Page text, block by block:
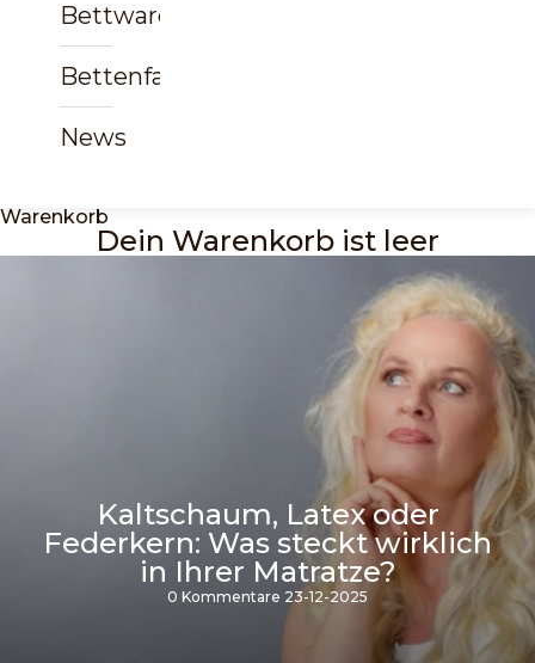
Bettwaren
Bettenfachgeschäft
News
Warenkorb
Dein Warenkorb ist leer
Kaltschaum, Latex oder
Federkern: Was steckt wirklich
in Ihrer Matratze?
0 Kommentare 23-12-2025